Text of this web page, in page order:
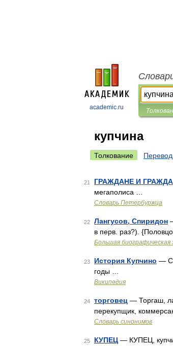
academic.ru
купчина
Толкование Перевод
21 ГРАЖДАНЕ И
мегаполиса …
Словарь Петербуржца
22 Лангусов, Спиридон
в перв. раз?).
Большая биографическая
23 История Купчино —
годы …
Википедия
24 торговец — Торгаш,
перекупщик,
Словарь синонимов
25 КУПЕЦ — КУПЕЦ,